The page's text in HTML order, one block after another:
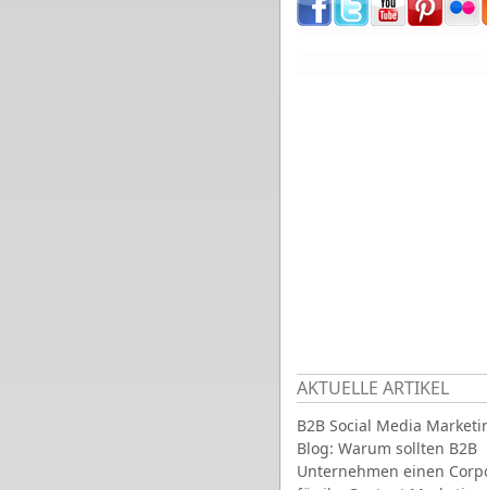
AKTUELLE ARTIKEL
B2B Social Media
Blog: Warum sollten B2B
Unternehmen einen